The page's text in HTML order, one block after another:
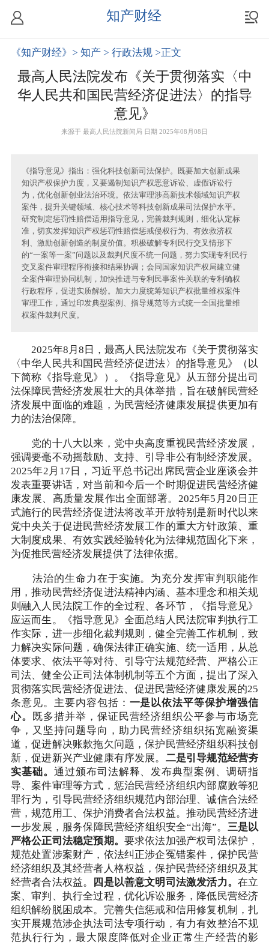
知产财经
《知产财经》 > 知产 > 行政法规 >正文
最高人民法院发布《关于贯彻落实〈中
华人民共和国民营经济促进法〉的指导
意见》
来源于 最高人民法院新闻局 日期 2025年08月08日
《指导意见》指出：强化科技创新司法保护。既要加大创新成果
知识产权保护力度，又要遏制知识产权恶意诉讼、虚假诉讼行
为，优化创新创业法治环境。依法审理涉高新技术领域知识产权
案件，提升关键领域、核心技术等科技创新成果司法保护水平。
研究制定惩罚性赔偿适用指导意见，完善裁判规则，细化认定标
准，切实发挥知识产权惩罚性赔偿惩戒侵权行为、有效救济权
利、激励创新创造的制度价值。积极破解专利民行交叉情形下
的“一案等一案”问题以及裁判尺度不统一问题，努力实现专利民行
交叉案件审理程序衔接和结果协调；会同国家知识产权局建立健
全案件审理协同机制，加快推进与专利民事案件关联的专利确权
行政程序，促进实质解纷。加大力度统筹知识产权批量维权案件
审理工作，通过印发典型案例、指导规范等方式统一全国批量维
权案件裁判尺度。
2025年8月8日，最高人民法院发布《关于贯彻落实
〈中华人民共和国民营经济促进法〉的指导意见》（以
下简称《指导意见》）。《指导意见》从五部分提出司
法保障民营经济发展壮大的具体举措，旨在破解民营经
济发展中面临的难题，为民营经济健康发展提供更加有
力的法治保障。
党的十八大以来，党中央高度重视民营经济发展，
强调要毫不动摇鼓励、支持、引导非公有制经济发展。
2025年2月17日，习近平总书记出席民营企业座谈会并
发表重要讲话，对当前和今后一个时期促进民营经济健
康发展、高质量发展作出全面部署。2025年5月20日正
式施行的民营经济促进法将改革开放特别是新时代以来
党中央关于促进民营经济发展工作的重大方针政策、重
大制度成果、有效实践经验转化为法律规范固化下来，
为促推民营经济发展提供了法律依据。
法治的生命力在于实施。为充分发挥审判职能作
用，推动民营经济促进法精神内涵、基本理念和相关规
则融入人民法院工作的全过程、各环节，《指导意见》
应运而生。《指导意见》全面总结人民法院审判执行工
作实际，进一步细化裁判规则，健全完善工作机制，致
力解决实际问题，确保法律正确实施、统一适用，从总
体要求、依法平等对待、引导守法规范经营、严格公正
司法、健全公正司法体制机制等五个方面，提出了深入
贯彻落实民营经济促进法、促进民营经济健康发展的25
条意见。主要内容包括： 一是以依法平等保护增强信
心。
既多措并举，保证民营经济组织公平参与市场竞
争，又坚持问题导向，助力民营经济组织拓宽融资渠
道，促进解决账款拖欠问题，保护民营经济组织科技创
新，促进新兴产业健康有序发展。 二是引导规范经营夯
实基础。 通过颁布司法解释、发布典型案例、调研指
导、案件审理等方式，惩治民营经济组织内部腐败等犯
罪行为，引导民营经济组织规范内部治理、诚信合法经
营，规范用工、保护消费者合法权益。推动民营经济进
一步发展，服务保障民营经济组织安全“出海”。 三是以
严格公正司法稳定预期。 要求依法加强产权司法保护，
规范处置涉案财产，依法纠正涉企冤错案件，保护民营
经济组织及其经营者人格权益，保护民营经济组织及其
经营者合法权益。
四是以善意文明司法激发活力。 在立
案、审判、执行全过程，优化诉讼服务，降低民营经济
组织解纷脱困成本。完善失信惩戒和信用修复机制，扎
实开展规范涉企执法司法专项行动，有力有效整治不规
范执行行为，最大限度降低对企业正常生产经营的影